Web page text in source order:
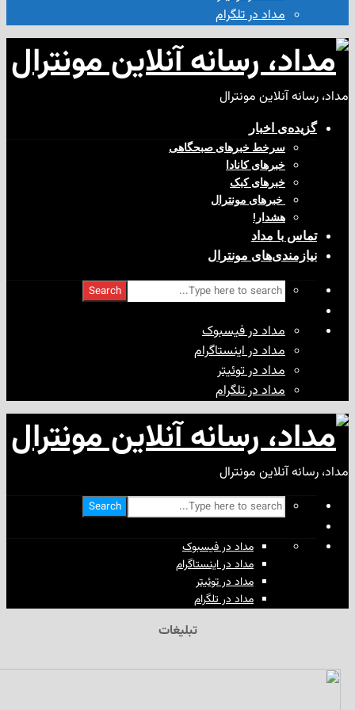
مداد در تلگرام
مونترال
اخبار
سرخط خبرهای صبحگاهی
خبرهای کانادا
خبرهای کبک
‌ خبرهای مونترال
مداد
مونترال
Search
مداد در فیسبوک
مداد در اینستاگرام
مداد در توئیتر
مداد در تلگرام
مونترال
Search
مداد در فیسبوک
مداد در اینستاگرام
مداد در توئیتر
مداد در تلگرام